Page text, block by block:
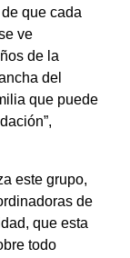
que cada
ve
de la
del
que puede
este grupo,
de
que esta
todo